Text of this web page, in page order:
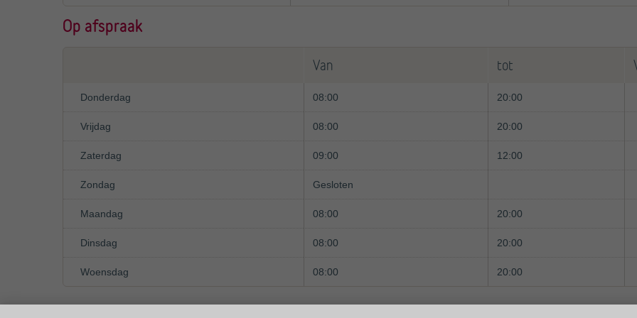
Op afspraak
Van tot
Donderdag 08:00 20:00
Vrijdag 08:00 20:00
Zaterdag 09:00 12:00
Zondag Gesloten
Maandag 08:00 20:00
Dinsdag 08:00 20:00
Woensdag 08:00 20:00